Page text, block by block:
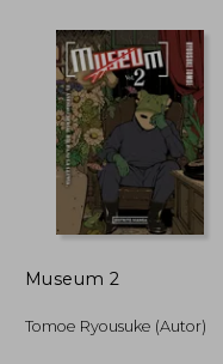
$ 23.46
Museum 2
Tomoe Ryousuke (Autor)